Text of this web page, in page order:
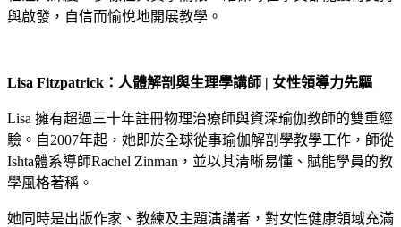
與啟發，自信而愉悅地開展教學。
Lisa Fitzpatrick ：人體解剖與生理學講師 | 女性領導力先驅
Lisa 擁有超過三十年註冊物理治療師與資深瑜伽教師的雙重經
驗。自2007年起，她即於全球從事瑜伽解剖學教學工作，師從
Ishta體系導師Rachel Zinman，並以其清晰易懂、賦能學員的教
學風格著稱。
她同時是出版作家、教練及主題演講者，對女性健康領域充滿